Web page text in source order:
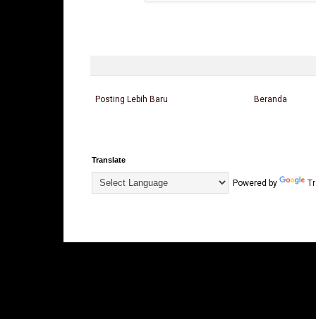
Posting Lebih Baru Beranda
Translate
Powered by